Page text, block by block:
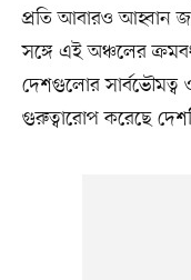
প্রতি আবারও আহ্বান
সঙ্গে এই অঞ্চলের
দেশগুলোর সার্বভৌমত্ব
গুরুত্বারোপ করেছে